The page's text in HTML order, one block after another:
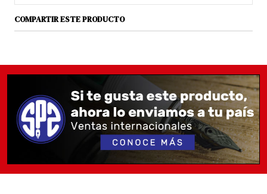
regulares, mientras la colección Trendy ya fue
discontinuada, es decir se vende hasta agotar el
pastel con 3 colores que también se fabricarán de
manera limitada es decir una vez que termine el año
2021 salen de producción para convertirse en un
nuevo color discontinuado y dar espacio a nuevos
colores. 2022 Llega la nueva serie que contiene coco,
Grip 2022
COMPARTIR ESTE PRODUCTO